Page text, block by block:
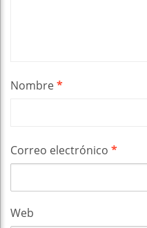
Nombre*
Correo electrónico *
Web